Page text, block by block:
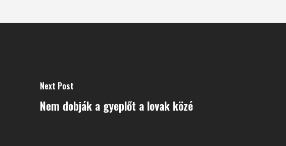
Next Post
Nem dobják a gyeplőt a lovak közé